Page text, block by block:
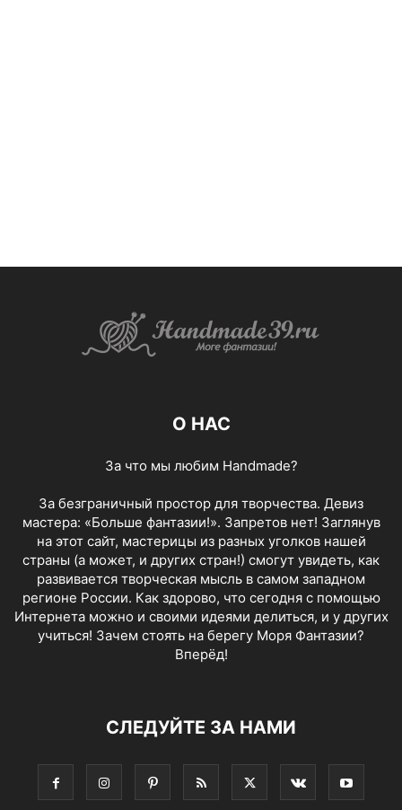
О НАС
За что мы любим Handmade?
За безграничный простор для творчества. Девиз
мастера: «Больше фантазии!». Запретов нет! Заглянув
на этот сайт, мастерицы из разных уголков нашей
страны (а может, и других стран!) смогут увидеть, как
развивается творческая мысль в самом западном
регионе России. Как здорово, что сегодня с помощью
Интернета можно и своими идеями делиться, и у других
учиться! Зачем стоять на берегу Моря Фантазии?
Вперёд!
СЛЕДУЙТЕ ЗА НАМИ